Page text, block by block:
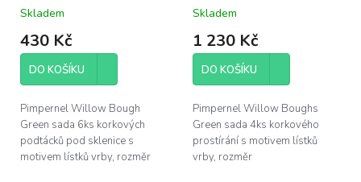
10,5x10,5cm sada 6ks
vrba zeleno-žlutá
Skladem
430 Kč
DO KOŠÍKU
Pimpernel Willow Bough
Green sada 6ks korkových
podtácků pod sklenice s
motivem lístků vrby, rozměr
velké sada 4ks vrba
zeleno-žlutá
Skladem
1 230 Kč
DO KOŠÍKU
Pimpernel Willow Boughs
Green sada 4ks korkového
prostírání s motivem lístků
vrby, rozměr